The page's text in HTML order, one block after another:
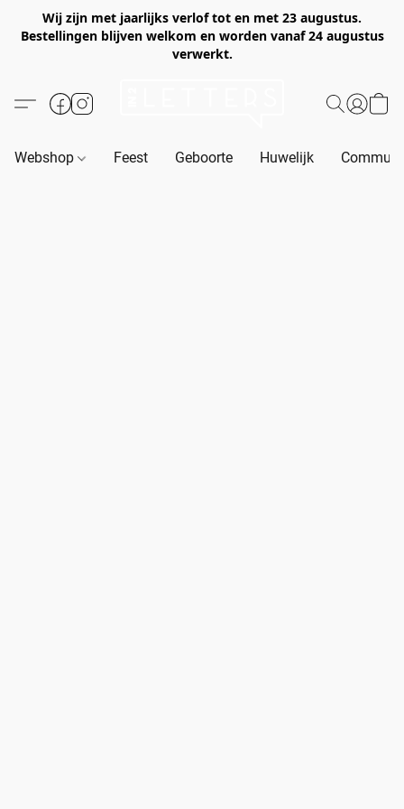
Wij zijn met jaarlijks verlof tot en met 23 augustus.
Bestellingen blijven welkom en worden vanaf 24 augustus
verwerkt.
Webshop Feest Geboorte Huwelijk